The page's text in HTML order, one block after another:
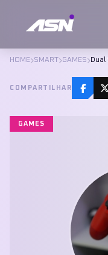
HOME SMART GAMES Dual
COMPARTILHAR
GAMES